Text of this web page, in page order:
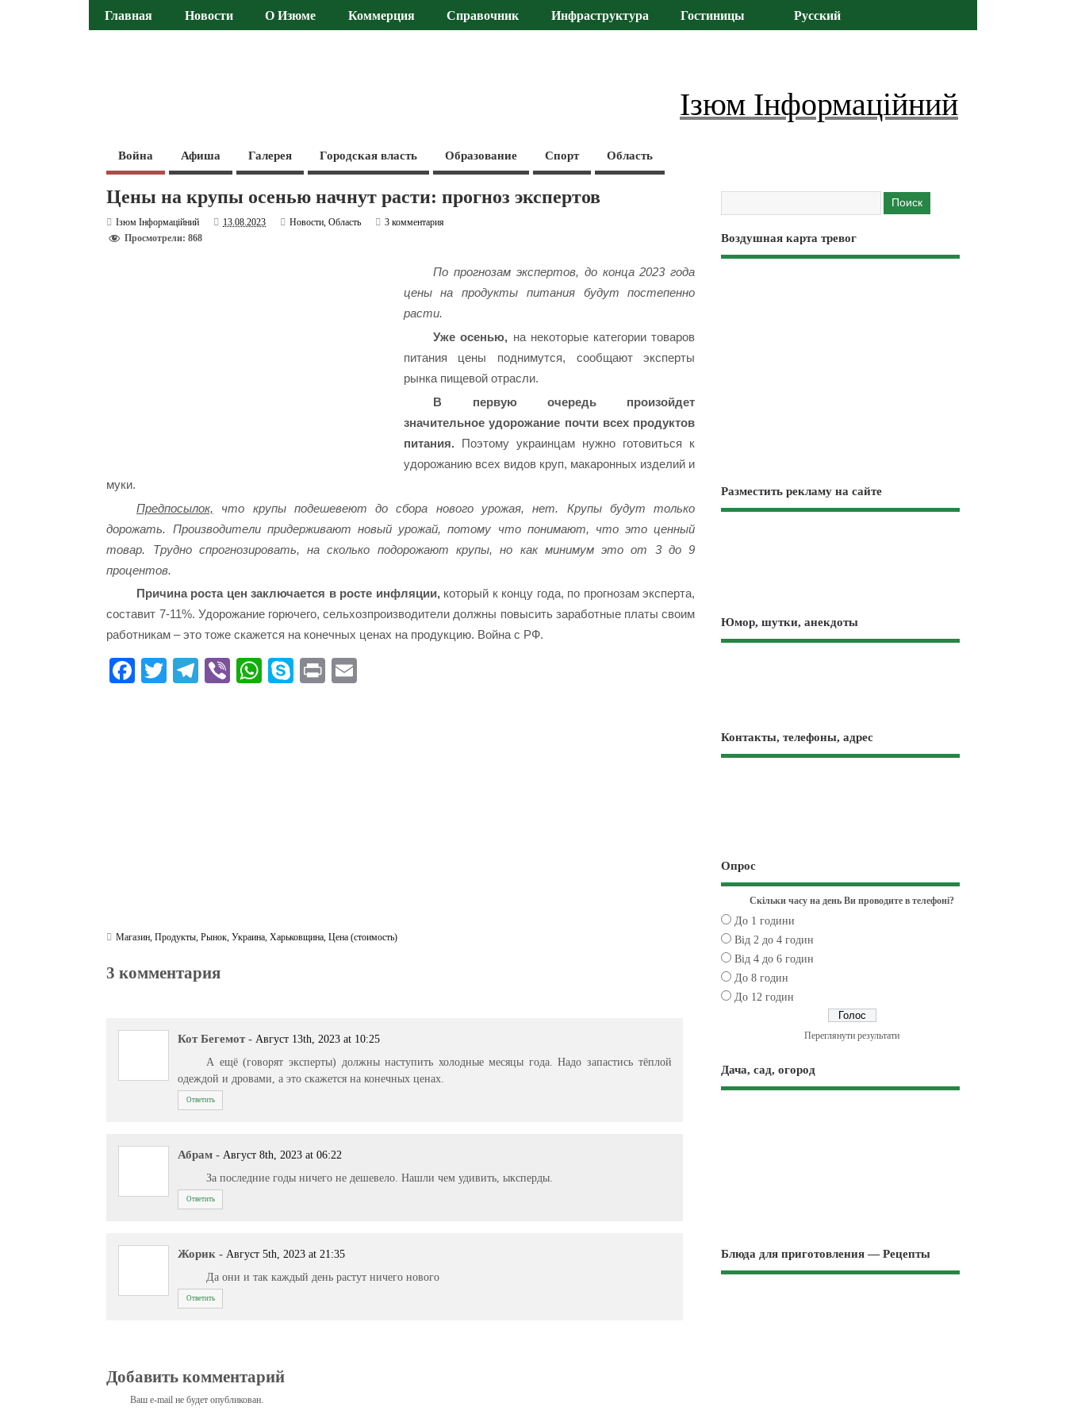
Главная Новости О Изюме Коммерция Справочник Инфраструктура Гостиницы Русский
Ізюм Інформаційний
Война Афиша Галерея Городская власть Образование Спорт Область
Цены на крупы осенью начнут расти: прогноз экспертов
Ізюм Інформаційний 13.08.2023 Новости,Область
3 комментария
Просмотрели: 868
По прогнозам экспертов, до конца 2023 года
цены на продукты питания будут постепенно
расти.
Уже осенью, на некоторые категории товаров
питания цены поднимутся, сообщают эксперты
рынка пищевой отрасли.
В первую очередь произойдет
значительное удорожание почти всех продуктов
питания.Поэтому украинцам нужно готовиться к
удорожанию всех видов круп, макаронных изделий и
муки.
Предпосылок, что крупы подешевеют до сбора нового урожая, нет. Крупы будут только
дорожать. Производители придерживают новый урожай, потому что понимают, что это ценный
товар. Трудно спрогнозировать, на сколько подорожают крупы, но как минимум это от 3 до 9
процентов.
Причина роста цен заключается в росте инфляции,который к концу года, по прогнозам эксперта,
составит 7-11%. Удорожание горючего, сельхозпроизводители должны повысить заработные платы своим
работникам – это тоже скажется на конечных ценах на продукцию. Война с РФ.
Fa T
Te Vi
W
S
Pr
Магазин,Продукты,Рынок,Украина,Харьковщина,Цена (стоимость)
3 комментария
Кот Бегемот - Август 13th, 2023 at 10:25
А ещё (говорят эксперты) должны наступить холодные месяцы года. Надо запастись тёплой
одеждой и дровами, а это скажется на конечных ценах.
Ответить
Абрам - Август 8th, 2023 at 06:22
За последние годы ничего не дешевело. Нашли чем удивить, ыксперды.
Ответить
Жорик - Август 5th, 2023 at 21:35
Да они и так каждый день растут ничего нового
Ответить
Добавить комментарий
Ваш e-mail не будет опубликован.
Воздушная карта тревог
Разместить рекламу на сайте
Юмор, шутки, анекдоты
Контакты, телефоны, адрес
Опрос
Скільки часу на день Ви проводите в телефоні?
До 1 години
Від 2 до 4 годин
Від 4 до 6 годин
До 8 годин
До 12 годин
Переглянути результати
Дача, сад, огород
Блюда для приготовления — Рецепты